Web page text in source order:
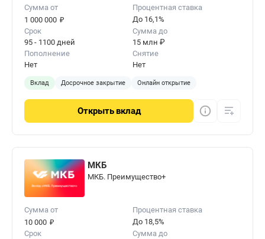
Сумма от
1 000 000 ₽
Процентная ставка
До 16,1%
Срок
95 - 1100 дней
Сумма до
15 млн ₽
Пополнение
Нет
Снятие
Нет
Вклад Досрочное закрытие Онлайн открытие
Открыть вклад
МКБ
МКБ. Преимущество+
Сумма от
10 000 ₽
Процентная ставка
До 18,5%
Срок
Сумма до